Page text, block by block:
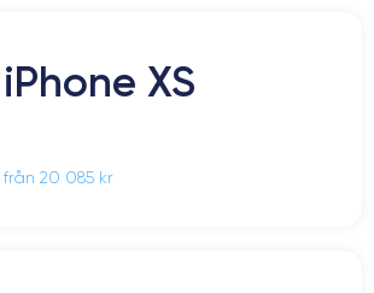
iPhone XS
från 20 085 kr